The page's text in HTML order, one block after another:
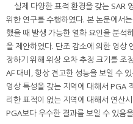
실제 다양한 표적 환경을 갖는 SAR
위한 연구를 수행하였다. 본 논문에서
했을 때 발생 가능한 열화 요인을 분석
을 제안하였다. 단조 감소에 의한 영상
장하기 위해 위상 오차 추정 크기를 조
AF 대비, 항상 견고한 성능을 보일 수
영상 특성을 갖는 지역에 대해서 PGA
리한 표적이 없는 지역에 대해서 연산
PGA보다 우수한 결과를 보일 수 있음